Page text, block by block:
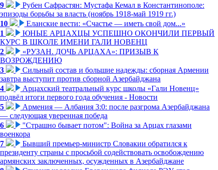
9
Рубен Сафрастян: Мустафа Кемал в Константинополе:
эпизоды борьбы за власть (ноябрь 1918-май 1919 гг.)
10
Еланские вести: «Счастье — иметь свой дом...»
1
ЮНЫЕ АРЦАХЦЫ УСПЕШНО ОКОНЧИЛИ ПЕРВЫЙ
КУРС В ШКОЛЕ ИМЕНИ ГАЛИ НОВЕНЦ
2
«РУЗАН. ДОЧЬ АРЦАХА»: ПРИЗЫВ К
ВОЗРОЖДЕНИЮ
3
Сильный состав и большие надежды: сборная Армении
завтра выступит против сборной Азербайджана
4
Арцахский театральный курс школы «Гали Новенц»
подвёл итоги первого года обучения - Новости
5
Армения — Албания 3:0: после разгрома Азербайджана
— следующая уверенная победа
6
"Страшно бывает потом": Война за Арцах глазами
военкора
7
Бывший премьер-министр Словакии обратился к
президенту страны с просьбой содействовать освобождению
армянских заключенных, осужденных в Азербайджане